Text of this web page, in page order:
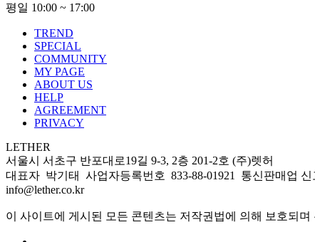
평일 10:00 ~ 17:00
TREND
SPECIAL
COMMUNITY
MY PAGE
ABOUT US
HELP
AGREEMENT
PRIVACY
LETHER
서울시 서초구 반포대로19길 9-3, 2층 201-2호 (주)렛허
대표자 박기태 사업자등록번호 833-88-01921 통신판매업 신
info@lether.co.kr
이 사이트에 게시된 모든 콘텐츠는 저작권법에 의해 보호되